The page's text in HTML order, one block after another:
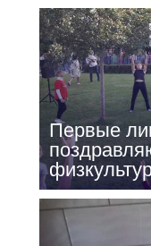
Первые